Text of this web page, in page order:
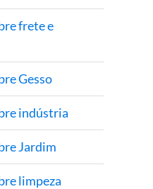
frete e
Gesso
indústria
Jardim
limpeza